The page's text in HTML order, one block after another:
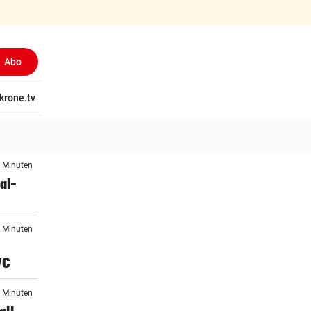
Abo
krone.tv
Minuten
Minuten
Minuten